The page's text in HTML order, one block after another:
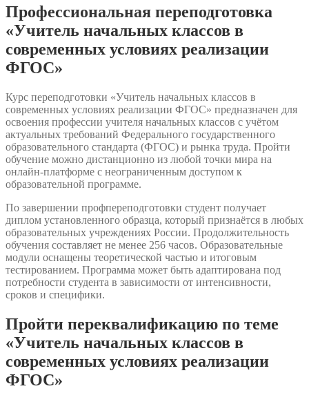
Профессиональная переподготовка
«Учитель начальных классов в
современных условиях реализации
ФГОС»
Курс переподготовки «Учитель начальных классов в
современных условиях реализации ФГОС» предназначен для
освоения профессии учителя начальных классов с учётом
актуальных требований Федерального государственного
образовательного стандарта (ФГОС) и рынка труда. Пройти
обучение можно дистанционно из любой точки мира на
онлайн-платформе с неограниченным доступом к
образовательной программе.
По завершении профпереподготовки студент получает
диплом установленного образца, который признаётся в любых
образовательных учреждениях России. Продолжительность
обучения составляет не менее 256 часов. Образовательные
модули оснащены теоретической частью и итоговым
тестированием. Программа может быть адаптирована под
потребности студента в зависимости от интенсивности,
сроков и специфики.
Пройти переквалификацию по теме
«Учитель начальных классов в
современных условиях реализации
ФГОС»